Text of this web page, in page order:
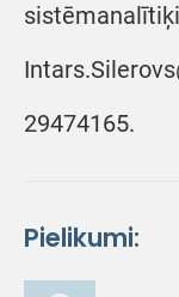
29474165.
Pielikumi: